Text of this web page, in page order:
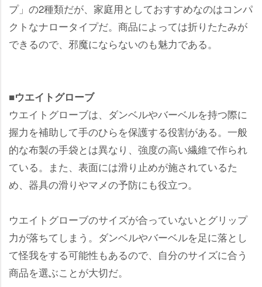
プ」の2種類だが、家庭用としておすすめなのはコンパ
クトなナロータイプだ。商品によっては折りたたみが
できるので、邪魔にならないのも魅力である。
■ウエイトグローブ
ウエイトグローブは、ダンベルやバーベルを持つ際に
握力を補助して手のひらを保護する役割がある。一般
的な布製の手袋とは異なり、強度の高い繊維で作られ
ている。また、表面には滑り止めが施されているた
め、器具の滑りやマメの予防にも役立つ。
ウエイトグローブのサイズが合っていないとグリップ
力が落ちてしまう。ダンベルやバーベルを足に落とし
て怪我をする可能性もあるので、自分のサイズに合う
商品を選ぶことが大切だ。